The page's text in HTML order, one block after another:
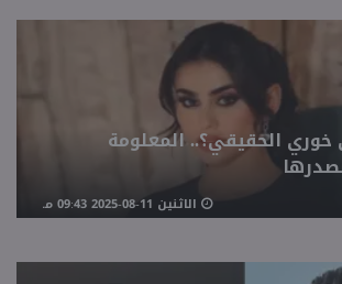
ملفات
منوعات
الحقيقي؟.. المعلومة
الاثنين 11-08-2025 09:43 مـ